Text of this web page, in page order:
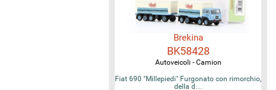
Brekina
BK58428
Autoveicoli - Camion
Fiat 690 "Millepiedi" Furgonato con rimorchio,
della d…